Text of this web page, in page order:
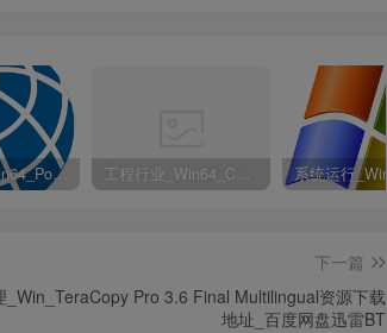
工程行业_Win64_PointWise 18.6 R2 x64资源下载地址_百度网盘迅雷BT 工程行业_Win64_Cadence Fidelity Pointwise 2024.1 x64资源下载地址_百度网盘迅雷BT
下一篇
_Win_TeraCopy Pro 3.6 Final Multilingual资源下载
地址_百度网盘迅雷BT